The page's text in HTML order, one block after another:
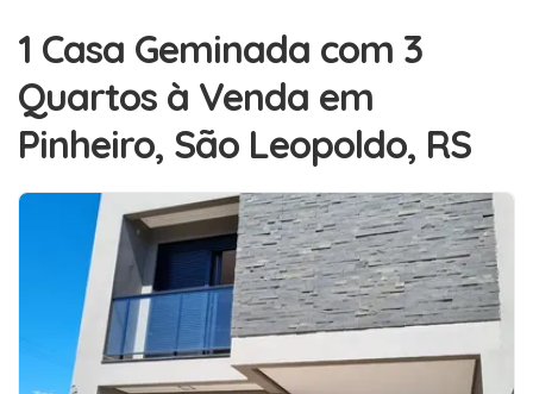
1 Casa Geminada com 3
Quartos à Venda em
Pinheiro, São Leopoldo, RS